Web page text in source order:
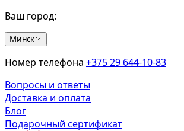
Ваш город:
Минск
Номер телефона +375 29 644-10-83
Вопросы и ответы
Доставка и оплата
Блог
Подарочный сертификат